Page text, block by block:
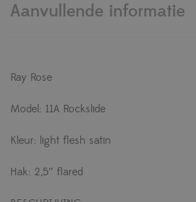
Aanvullende informatie
Ray Rose
Model: 11A Rockslide
Kleur: light flesh satin
Hak: 2,5″ flared